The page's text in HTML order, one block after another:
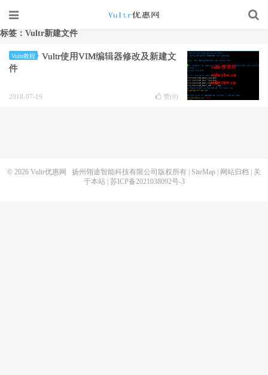
标签：Vultr新建文件
Vultr教程
Vultr使用VIM编辑器修改及新建文
件
2018-07-19 赞(0)
© 2026 Vultr优惠网 扬州翎途智能科技有限公司版权所有 | SiteMap 网站归档
关
于本站| 苏ICP备2021038092号-3